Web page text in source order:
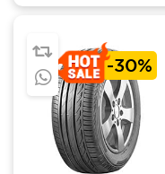
-30%